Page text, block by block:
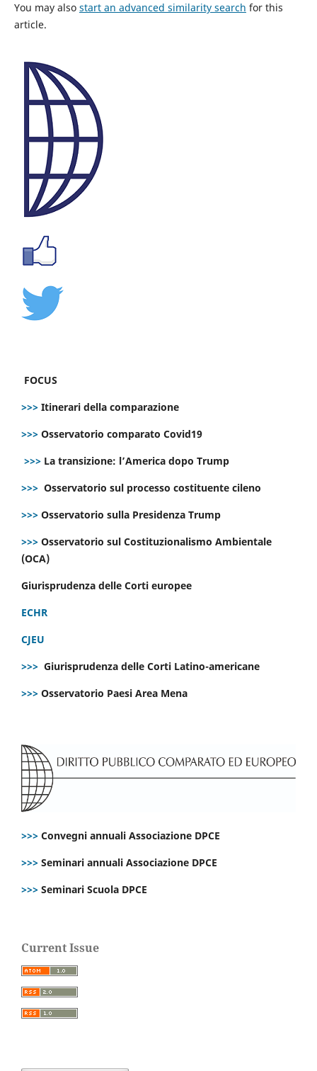
You may also start an advanced similarity search for this
article.
FOCUS
>>> Itinerari della comparazione
>>> Osservatorio comparato Covid19
>>> La transizione: l’America dopo Trump
>>> Osservatorio sul processo costituente cileno
>>> Osservatorio sulla Presidenza Trump
>>> Osservatorio sul Costituzionalismo Ambientale
(OCA)
Giurisprudenza delle Corti europee
ECHR
CJEU
>>> Giurisprudenza delle Corti Latino-americane
>>> Osservatorio Paesi Area Mena
>>> Convegni annuali Associazione DPCE
>>> Seminari annuali Associazione DPCE
>>> Seminari Scuola DPCE
Current Issue